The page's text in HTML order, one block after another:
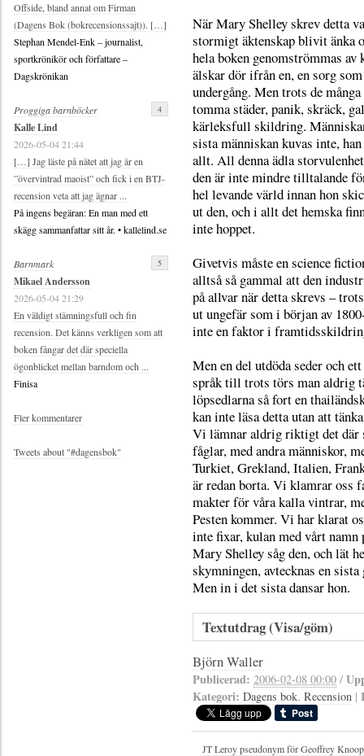
När Mary Shelley skrev detta
stormigt äktenskap blivit änka
hela boken genomströmmas
älskar dör ifrån en, en sorg
undergång. Men trots de
tomma städer, panik, skräck,
kärleksfull skildring.
sista människan kuvas inte,
allt. All denna ädla
den är inte mindre tilltalande
hel levande värld innan hon
ut den, och i allt det hemska
inte hoppet.
Givetvis måste en science
alltså så gammal att den
på allvar när detta skrevs –
ut ungefär som i början av
inte en faktor i
Men en del utdöda seder och
språk till trots törs man aldrig
löpsedlarna så fort en
kan inte läsa detta utan att
Vi lämnar aldrig riktigt det där
fåglar, med andra människor,
Turkiet, Grekland, Italien,
är redan borta. Vi klamrar oss
makter för våra kalla vintrar,
Pesten kommer. Vi har klarat
inte fixar, kulan med vårt namn
Mary Shelley såg den, och lät
skymningen, avtecknas en
Men in i det sista dansar hon.
Textutdrag (Visa/göm)
Björn Waller
Publicerad: 2006-02-08 00:00 /
Kategori: Dagens bok, Recension |
JT Leroy pseudonym för Geoffrey Knoop
Offside, bland annat om Firman
(Dagens Bok (bokrecensionssajt)). […]
Stephan Mendel-Enk – journalist,
sportkrönikör och författare –
Dagskrönikan
Proggiga barnböcker
Kalle Lind
2026-05-04 21:44
[…] Jag läste på nätet att jag är en
”övervintrad maoist” och fick i en BTJ-
recension veta att jag ägnar ...
På ingens begäran: En man med ett
skägg sammanfattar sitt år. • kallelind.se
4
Barnmark
Mikael Andersson
2026-05-04 21:29
En väldigt stämningsfull och fin
recension. Det känns verkligen som att
boken fångar det där speciella
ögonblicket mellan barndom och ...
Finisa
5
Fler kommentarer
Tweets about "#dagensbok"